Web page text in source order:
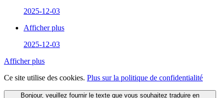
2025-12-03
Afficher plus
2025-12-03
Afficher plus
Ce site utilise des cookies. Plus sur la politique de confidentialité
Bonjour, veuillez fournir le texte que vous souhaitez traduire en